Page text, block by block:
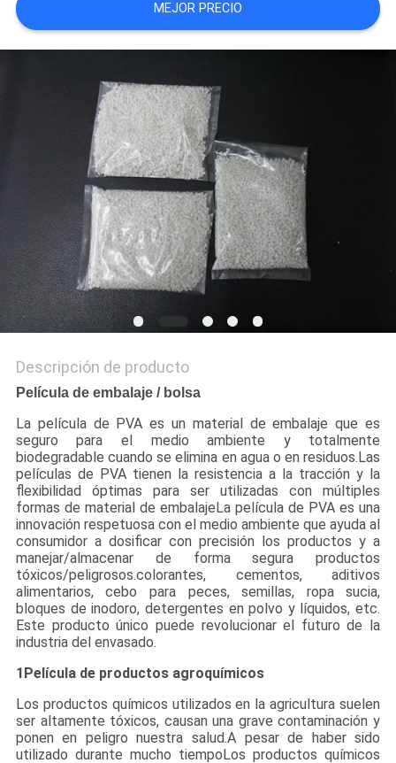
PRIVACY
POLICY
MEJOR PRECIO
Descripción de producto
Película de embalaje / bolsa
La película de PVA es un material de embalaje que es
seguro para el medio ambiente y totalmente
biodegradable cuando se elimina en agua o en residuos.Las
películas de PVA tienen la resistencia a la tracción y la
flexibilidad óptimas para ser utilizadas con múltiples
formas de material de embalajeLa película de PVA es una
innovación respetuosa con el medio ambiente que ayuda al
consumidor a dosificar con precisión los productos y a
manejar/almacenar de forma segura productos
tóxicos/peligrosos.colorantes, cementos, aditivos
alimentarios, cebo para peces, semillas, ropa sucia,
bloques de inodoro, detergentes en polvo y líquidos, etc.
Este producto único puede revolucionar el futuro de la
industria del envasado.
1Película de productos agroquímicos
Los productos químicos utilizados en la agricultura suelen
ser altamente tóxicos, causan una grave contaminación y
ponen en peligro nuestra salud.A pesar de haber sido
utilizado durante mucho tiempoLos productos químicos